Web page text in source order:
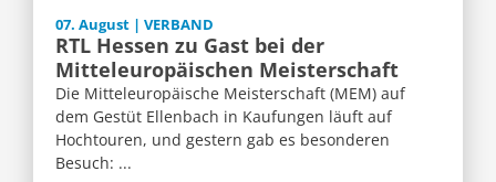
07. August | VERBAND
RTL Hessen zu Gast bei der
Mitteleuropäischen Meisterschaft
Die Mitteleuropäische Meisterschaft (MEM) auf
dem Gestüt Ellenbach in Kaufungen läuft auf
Hochtouren, und gestern gab es besonderen
Besuch: ...